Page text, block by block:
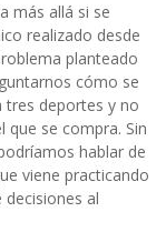
más allá si se
realizado desde
planteado
cómo se
tres deportes y no
que se compra. Sin
hablar de
viene practicando
al